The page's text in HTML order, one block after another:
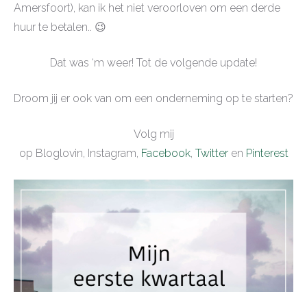
Amersfoort), kan ik het niet veroorloven om een derde
huur te betalen.. 😉
Dat was ‘m weer! Tot de volgende update!
Droom jij er ook van om een onderneming op te starten?
Volg mij
op Bloglovin, Instagram, Facebook, Twitteren Pinterest